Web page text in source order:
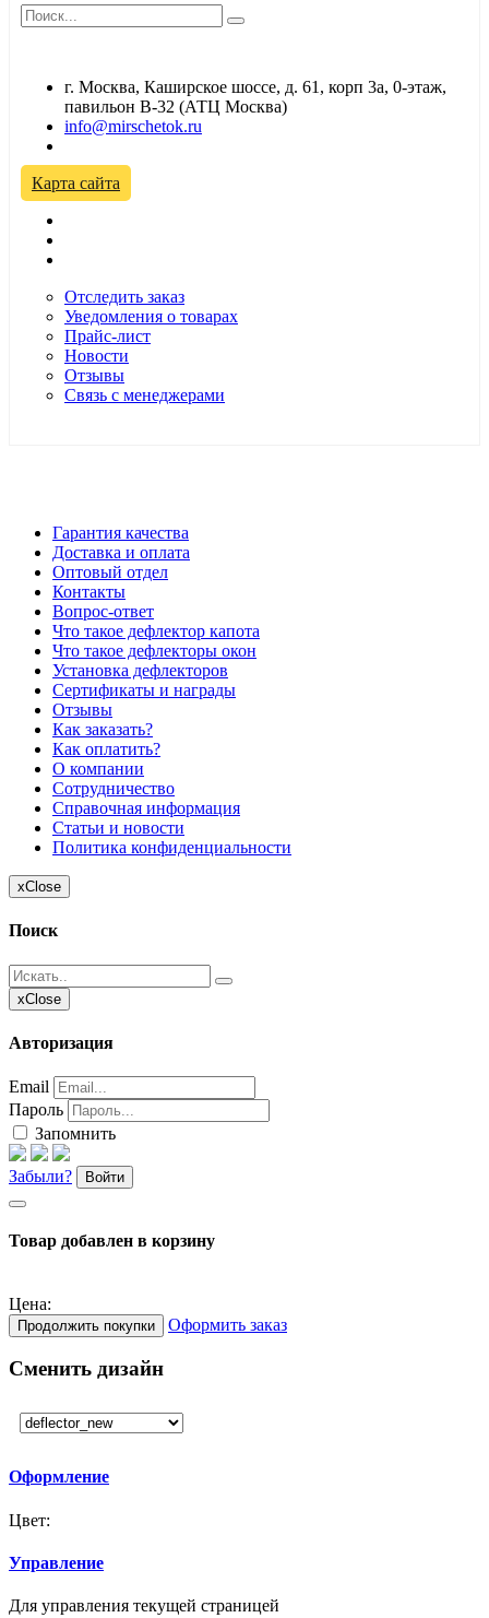
г. Москва, Каширское шоссе, д. 61, корп 3а, 0-этаж,
павильон В-32 (АТЦ Москва)
info@mirschetok.ru
Карта сайта
Отследить заказ
Уведомления о товарах
Прайс-лист
Новости
Отзывы
Связь с менеджерами
Гарантия качества
Доставка и оплата
Оптовый отдел
Контакты
Вопрос-ответ
Что такое дефлектор капота
Что такое дефлекторы окон
Установка дефлекторов
Сертификаты и награды
Отзывы
Как заказать?
Как оплатить?
О компании
Сотрудничество
Справочная информация
Статьи и новости
Политика конфиденциальности
xClose
Поиск
xClose
Авторизация
Email
Пароль
Запомнить
Забыли? Войти
Товар добавлен в корзину
Цена:
Продолжить покупки Оформить заказ
Сменить дизайн
Оформление
Цвет:
Управление
Для управления текущей страницей